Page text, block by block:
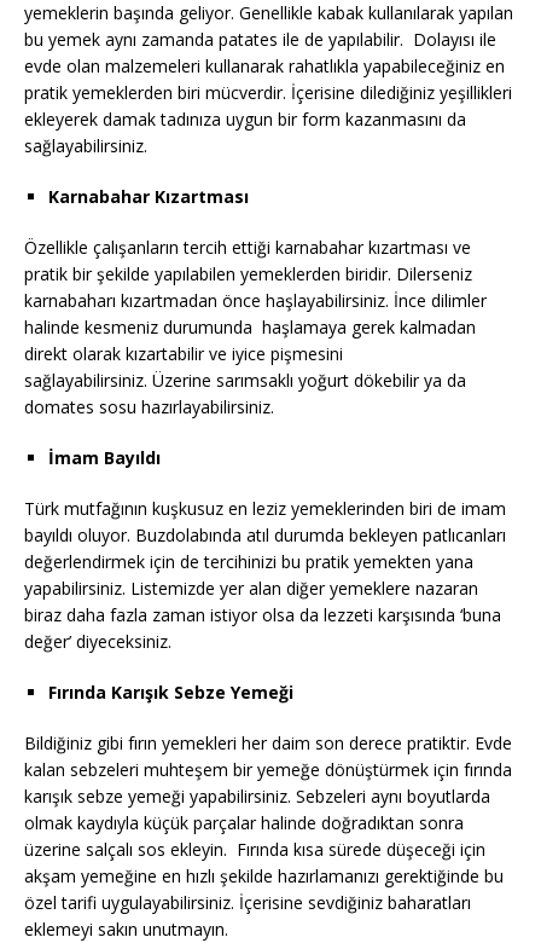
yemeklerin başında geliyor. Genellikle kabak kullanılarak yapılan
bu yemek aynı zamanda patates ile de yapılabilir. Dolayısı ile
evde olan malzemeleri kullanarak rahatlıkla yapabileceğiniz en
pratik yemeklerden biri mücverdir. İçerisine dilediğiniz yeşillikleri
ekleyerek damak tadınıza uygun bir form kazanmasını da
sağlayabilirsiniz.
Karnabahar Kızartması
Özellikle çalışanların tercih ettiği karnabahar kızartması ve
pratik bir şekilde yapılabilen yemeklerden biridir. Dilerseniz
karnabaharı kızartmadan önce haşlayabilirsiniz. İnce dilimler
halinde kesmeniz durumunda haşlamaya gerek kalmadan
direkt olarak kızartabilir ve iyice pişmesini
sağlayabilirsiniz. Üzerine sarımsaklı yoğurt dökebilir ya da
domates sosu hazırlayabilirsiniz.
İmam Bayıldı
Türk mutfağının kuşkusuz en leziz yemeklerinden biri de imam
bayıldı oluyor. Buzdolabında atıl durumda bekleyen patlıcanları
değerlendirmek için de tercihinizi bu pratik yemekten yana
yapabilirsiniz. Listemizde yer alan diğer yemeklere nazaran
biraz daha fazla zaman istiyor olsa da lezzeti karşısında ‘buna
değer’ diyeceksiniz.
Fırında Karışık Sebze Yemeği
Bildiğiniz gibi fırın yemekleri her daim son derece pratiktir. Evde
kalan sebzeleri muhteşem bir yemeğe dönüştürmek için fırında
karışık sebze yemeği yapabilirsiniz. Sebzeleri aynı boyutlarda
olmak kaydıyla küçük parçalar halinde doğradıktan sonra
üzerine salçalı sos ekleyin. Fırında kısa sürede düşeceği için
akşam yemeğine en hızlı şekilde hazırlamanızı gerektiğinde bu
özel tarifi uygulayabilirsiniz. İçerisine sevdiğiniz baharatları
eklemeyi sakın unutmayın.